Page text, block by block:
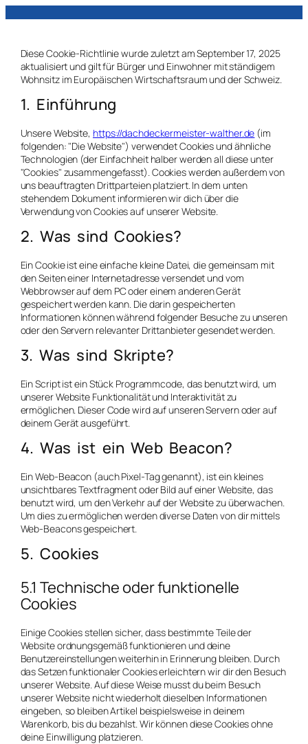
Diese Cookie-Richtlinie wurde zuletzt am September 17, 2025
aktualisiert und gilt für Bürger und Einwohner mit ständigem
Wohnsitz im Europäischen Wirtschaftsraum und der Schweiz.
1. Einführung
Unsere Website, https://dachdeckermeister-walther.de (im
folgenden: "Die Website") verwendet Cookies und ähnliche
Technologien (der Einfachheit halber werden all diese unter
"Cookies" zusammengefasst). Cookies werden außerdem von
uns beauftragten Drittparteien platziert. In dem unten
stehendem Dokument informieren wir dich über die
Verwendung von Cookies auf unserer Website.
2. Was sind Cookies?
Ein Cookie ist eine einfache kleine Datei, die gemeinsam mit
den Seiten einer Internetadresse versendet und vom
Webbrowser auf dem PC oder einem anderen Gerät
gespeichert werden kann. Die darin gespeicherten
Informationen können während folgender Besuche zu unseren
oder den Servern relevanter Drittanbieter gesendet werden.
3. Was sind Skripte?
Ein Script ist ein Stück Programmcode, das benutzt wird, um
unserer Website Funktionalität und Interaktivität zu
ermöglichen. Dieser Code wird auf unseren Servern oder auf
deinem Gerät ausgeführt.
4. Was ist ein Web Beacon?
Ein Web-Beacon (auch Pixel-Tag genannt), ist ein kleines
unsichtbares Textfragment oder Bild auf einer Website, das
benutzt wird, um den Verkehr auf der Website zu überwachen.
Um dies zu ermöglichen werden diverse Daten von dir mittels
Web-Beacons gespeichert.
5. Cookies
5.1 Technische oder funktionelle
Cookies
Einige Cookies stellen sicher, dass bestimmte Teile der
Website ordnungsgemäß funktionieren und deine
Benutzereinstellungen weiterhin in Erinnerung bleiben. Durch
das Setzen funktionaler Cookies erleichtern wir dir den Besuch
unserer Website. Auf diese Weise musst du beim Besuch
unserer Website nicht wiederholt dieselben Informationen
eingeben, so bleiben Artikel beispielsweise in deinem
Warenkorb, bis du bezahlst. Wir können diese Cookies ohne
deine Einwilligung platzieren.